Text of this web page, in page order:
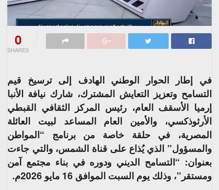
0
SHARES
في إطار الحوار الوطني الهادف إلى ترسيخ قيم
التسامح وتعزيز التعايش المشترك، شارك نيافة الأنبا
إرميا الأسقف العام، رئيس المركز الثقافي القبطي
الأرثوذكسي، والأمين العام المساعد لبيت العائلة
المصرية، في حلقة خاصة من برنامج “المواطن
والمسؤول” الذي يُذاع على قناة الشمس، والتي جاءت
بعنوان: “التسامح الديني ودوره في بناء مجتمع آمن
ومستقر”، وذلك يوم السبت الموافق 16 مايو 2026م.